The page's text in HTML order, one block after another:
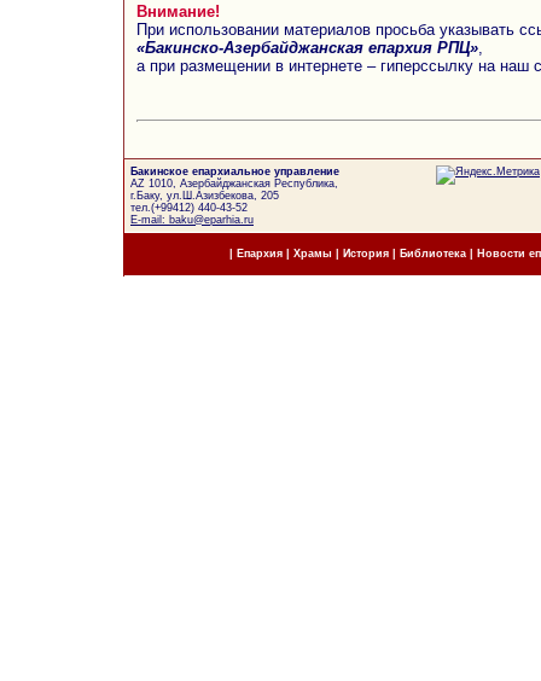
Внимание!
При использовании материалов просьба указывать
«Бакинско-Азербайджанская епархия РПЦ»
а при размещении в интернете – гиперссылку на наш
Бакинское епархиальное управление
AZ 1010, Азербайджанская Республика,
г.Баку, ул.Ш.Азизбекова, 205
тел.(+99412) 440-43-52
E-mail: baku@eparhia.ru
Епархия| Храмы История| Библиотека Новости